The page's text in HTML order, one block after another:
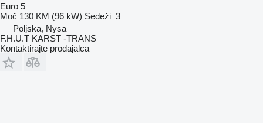
Euro 5
Moč 130 KM (96 kW) Sedeži 3
Poljska, Nysa
F.H.U.T KARST -TRANS
Kontaktirajte prodajalca